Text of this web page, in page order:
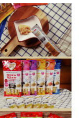
之同意方可使用
，本公司不負相關責
用戶狀況，依本公司即
，本公司將視審查結果
發現惡意使用之情形，
並採取法律行動。